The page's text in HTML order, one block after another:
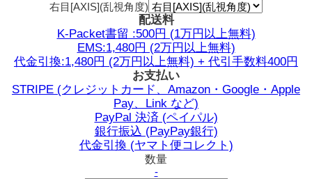
右目[AXIS](乱視角度)
配送料
K-Packet書留 :500円 (1万円以上無料)
EMS:1,480円 (2万円以上無料)
代金引換:1,480円 (2万円以上無料) + 代引手数料400円
お支払い
STRIPE (クレジットカード、Amazon・Google・Apple
Pay、Link など)
PayPal 決済 (ペイパル)
銀行振込 (PayPay銀行)
代金引換 (ヤマト便コレクト)
数量
-